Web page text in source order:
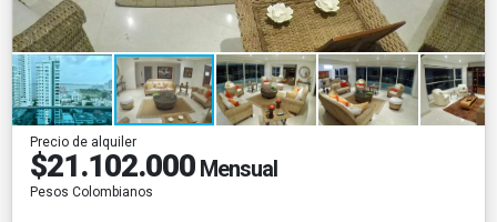
Precio de alquiler
$21.102.000 Mensual
Pesos Colombianos